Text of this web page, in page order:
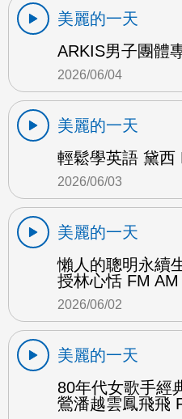
美麗的一天
ARKIS男子團體
2026/06/04
美麗的一天
輕鬆學英語 黛西
2026/06/03
美麗的一天
懶人的聰明永續
授林心恬 FM AM
2026/06/02
美麗的一天
80年代女歌手經
鶯潘越雲鳳飛飛